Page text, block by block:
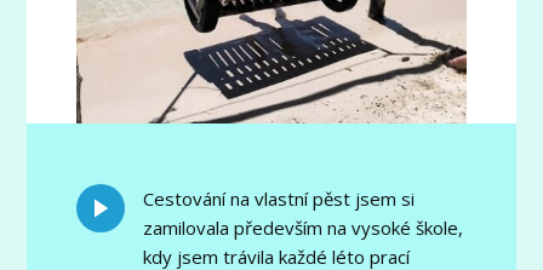
Cestování na vlastní pěst jsem si
zamilovala především na vysoké škole,
kdy jsem trávila každé léto prací